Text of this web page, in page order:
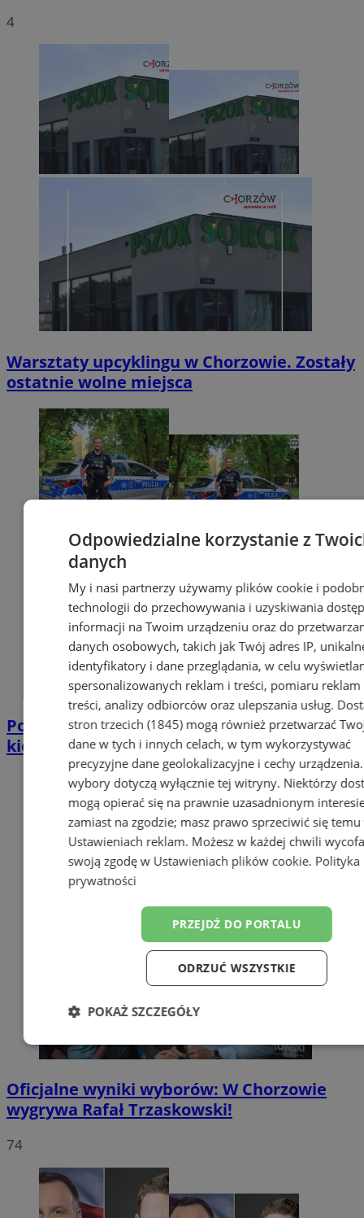
4
Warsztaty upcyklingu w Chorzowie. Zostały
ostatnie wolne miejsca
Policjant po służbie zatrzymał pijanego
kierowcę. Miał prawie 2 promile
Oficjalne wyniki wyborów: W Chorzowie
wygrywa Rafał Trzaskowski!
74
Odpowiedzialne korzystanie z
danych
My i nasi partnerzy używamy plików cookie i
technologii do przechowywania i uzyskiwania
informacji na Twoim urządzeniu oraz do
danych osobowych, takich jak Twój adres IP,
identyfikatory i dane przeglądania, w celu
spersonalizowanych reklam i treści, pomiaru reklam
treści, analizy odbiorców oraz ulepszania usług.
stron trzecich (1845)mogą również przetwarzać
dane w tych i innych celach, w tym wykorzystywać
precyzyjne dane geolokalizacyjne i cechy
wybory dotyczą wyłącznie tej witryny. Niektórzy
mogą opierać się na prawnie uzasadnionym
zamiast na zgodzie; masz prawo sprzeciwić się temu
Ustawieniach reklam. Możesz w każdej chwili
swoją zgodę w Ustawieniach plików cookie. Polityka
prywatności
PRZEJDŹ DO PORTALU
ODRZUĆ WSZYSTKIE
POKAŻ SZCZEGÓŁY
Niezbędne Wydajność
Funkcjonalność